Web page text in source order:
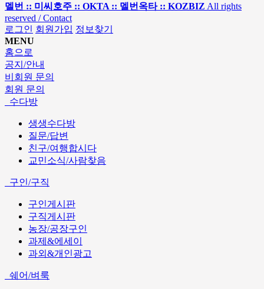
멜번 :: 미씨호주 :: OKTA :: 멜번옥타 :: KOZBIZ All rights
reserved / Contact
로그인 회원가입 정보찾기
MENU
홈으로
공지/안내
비회원 문의
회원 문의
수다방
생생수다방
질문/답변
친구/여행합시다
교민소식/사람찾음
구인/구직
구인게시판
구직게시판
농장/공장구인
과제&에세이
과외&개인광고
쉐어/벼룩